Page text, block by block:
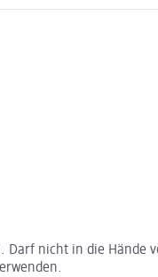
Darf nicht in die Hände